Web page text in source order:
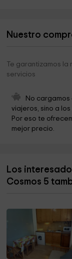
Iglesia de Sant
Sant Quirc de Durro
Ayuntamiento de la
Ayuntamiento de la
Sant Feliu de
Ayuntamiento De
Nuestro
Te garantizamos
servicios
No cargamos
viajeros, sino a
Por eso te
mejor precio.
Los
Cosmos 5